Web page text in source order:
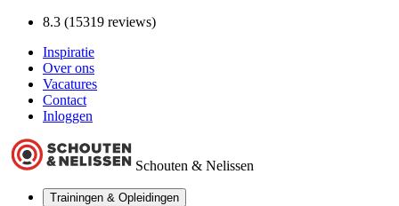
8.3 (15319 reviews)
Inspiratie
Over ons
Vacatures
Contact
Inloggen
Schouten & Nelissen
Trainingen & Opleidingen